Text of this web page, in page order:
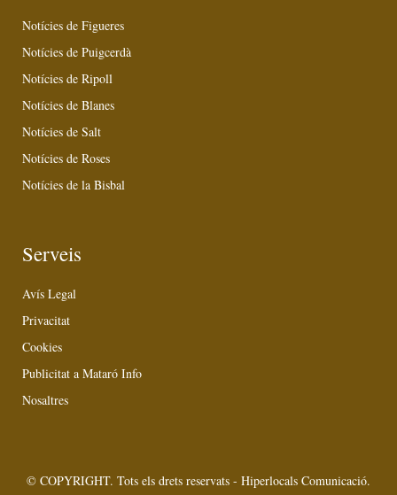
Notícies de Figueres
Notícies de Puigcerdà
Notícies de Ripoll
Notícies de Blanes
Notícies de Salt
Notícies de Roses
Notícies de la Bisbal
Serveis
Avís Legal
Privacitat
Cookies
Publicitat a Mataró Info
Nosaltres
© COPYRIGHT. Tots els drets reservats - Hiperlocals Comunicació.